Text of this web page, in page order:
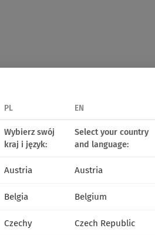
PL EN
Wybierz swój
kraj i język:
Select your country
and language:
Austria Austria
Belgia Belgium
Czechy Czech Republic